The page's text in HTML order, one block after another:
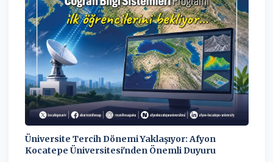
Üniversite Tercih Dönemi Yaklaşıyor: Afyon
Kocatepe Üniversitesi'nden Önemli Duyuru